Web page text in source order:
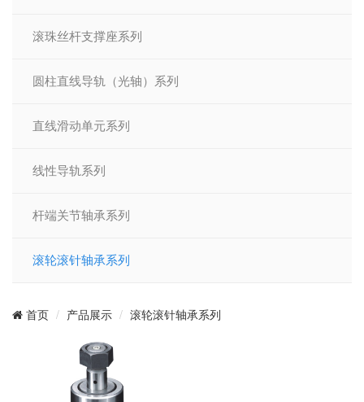
滚珠丝杆支撑座系列
圆柱直线导轨（光轴）系列
直线滑动单元系列
线性导轨系列
杆端关节轴承系列
滚轮滚针轴承系列
首页 产品展示 滚轮滚针轴承系列